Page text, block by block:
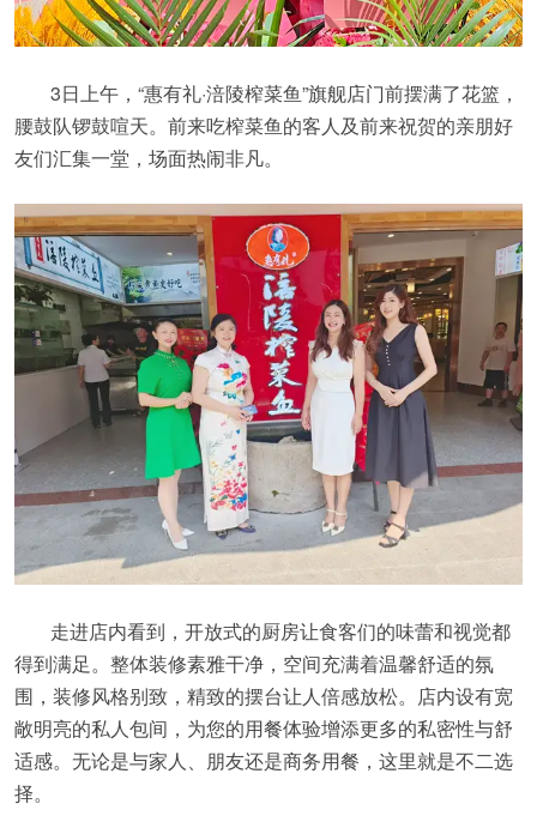
3日上午，“惠有礼·涪陵榨菜鱼”旗舰店门前摆满了花篮，
腰鼓队锣鼓喧天。前来吃榨菜鱼的客人及前来祝贺的亲朋好
友们汇集一堂，场面热闹非凡。
走进店内看到，开放式的厨房让食客们的味蕾和视觉都
得到满足。整体装修素雅干净，空间充满着温馨舒适的氛
围，装修风格别致，精致的摆台让人倍感放松。店内设有宽
敞明亮的私人包间，为您的用餐体验增添更多的私密性与舒
适感。无论是与家人、朋友还是商务用餐，这里就是不二选
择。